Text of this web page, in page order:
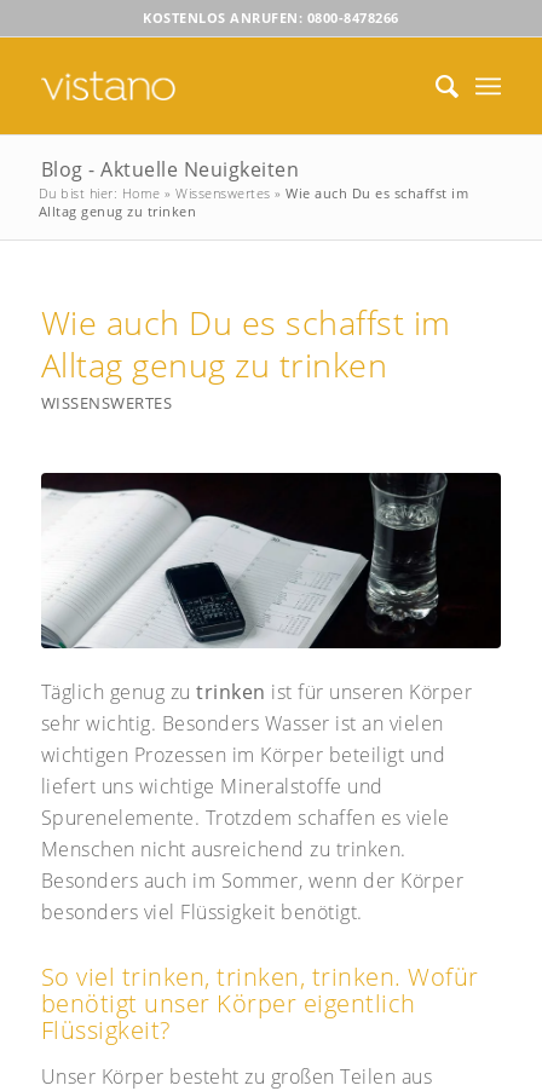
KOSTENLOS ANRUFEN: 0800-8478266
Blog - Aktuelle Neuigkeiten
Du bist hier: Home »Wissenswertes »Wie auch Du es schaffst im
Alltag genug zu trinken
Wie auch Du es schaffst im
Alltag genug zu trinken
WISSENSWERTES
Täglich genug zutrinken ist für unseren Körper
sehr wichtig. Besonders Wasser ist an vielen
wichtigen Prozessen im Körper beteiligt und
liefert uns wichtige Mineralstoffe und
Spurenelemente. Trotzdem schaffen es viele
Menschen nicht ausreichend zu trinken.
Besonders auch im Sommer, wenn der Körper
besonders viel Flüssigkeit benötigt.
So viel trinken, trinken, trinken. Wofür
benötigt unser Körper eigentlich
Flüssigkeit?
Unser Körper besteht zu großen Teilen aus